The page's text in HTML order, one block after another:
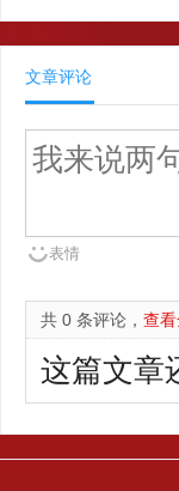
文章评论
表情
共 0 条评论， 查
这篇文章